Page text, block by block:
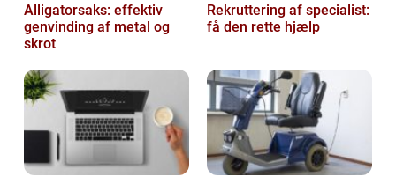
Alligatorsaks: effektiv
genvinding af metal og
skrot
Rekruttering af specialist:
få den rette hjælp